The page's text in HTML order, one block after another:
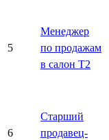
5
Менеджер
по продажам
в салон T2
6
Старший
продавец-